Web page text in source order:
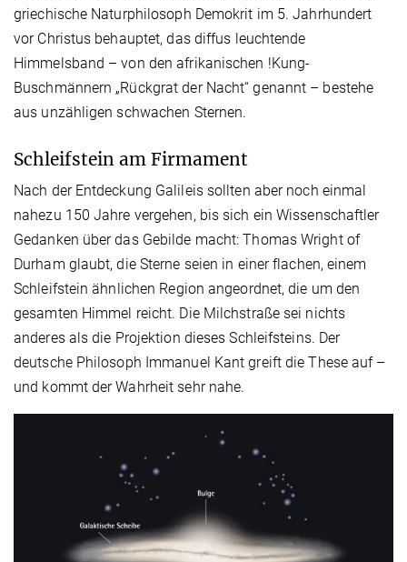
griechische Naturphilosoph Demokrit im 5. Jahrhundert
vor Christus behauptet, das diffus leuchtende
Himmelsband – von den afrikanischen !Kung-
Buschmännern „Rückgrat der Nacht“ genannt – bestehe
aus unzähligen schwachen Sternen.
Schleifstein am Firmament
Nach der Entdeckung Galileis sollten aber noch einmal
nahezu 150 Jahre vergehen, bis sich ein Wissenschaftler
Gedanken über das Gebilde macht: Thomas Wright of
Durham glaubt, die Sterne seien in einer flachen, einem
Schleifstein ähnlichen Region angeordnet, die um den
gesamten Himmel reicht. Die Milchstraße sei nichts
anderes als die Projektion dieses Schleifsteins. Der
deutsche Philosoph Immanuel Kant greift die These auf –
und kommt der Wahrheit sehr nahe.